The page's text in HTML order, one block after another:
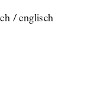
/ englisch